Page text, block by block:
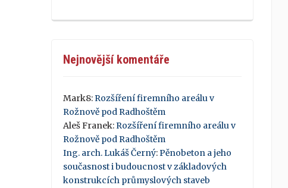
Nejnovější komentáře
Mark8:Rozšíření firemního areálu v
Rožnově pod Radhoštěm
Aleš Franek:Rozšíření firemního areálu v
Rožnově pod Radhoštěm
Ing. arch. Lukáš Černý:Pěnobeton a jeho
současnost i budoucnost v základových
konstrukcích průmyslových staveb